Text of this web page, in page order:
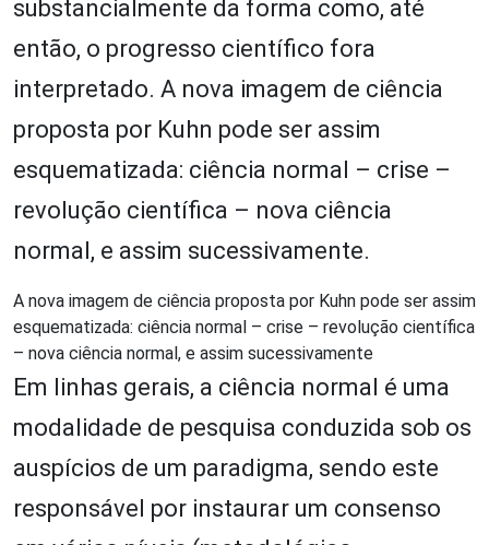
substancialmente da forma como, até
então, o progresso científico fora
interpretado. A nova imagem de ciência
proposta por Kuhn pode ser assim
esquematizada: ciência normal – crise –
revolução científica – nova ciência
normal, e assim sucessivamente.
A nova imagem de ciência proposta por Kuhn pode ser assim
esquematizada: ciência normal – crise – revolução científica
– nova ciência normal, e assim sucessivamente
Em linhas gerais, a ciência normal é uma
modalidade de pesquisa conduzida sob os
auspícios de um paradigma, sendo este
responsável por instaurar um consenso